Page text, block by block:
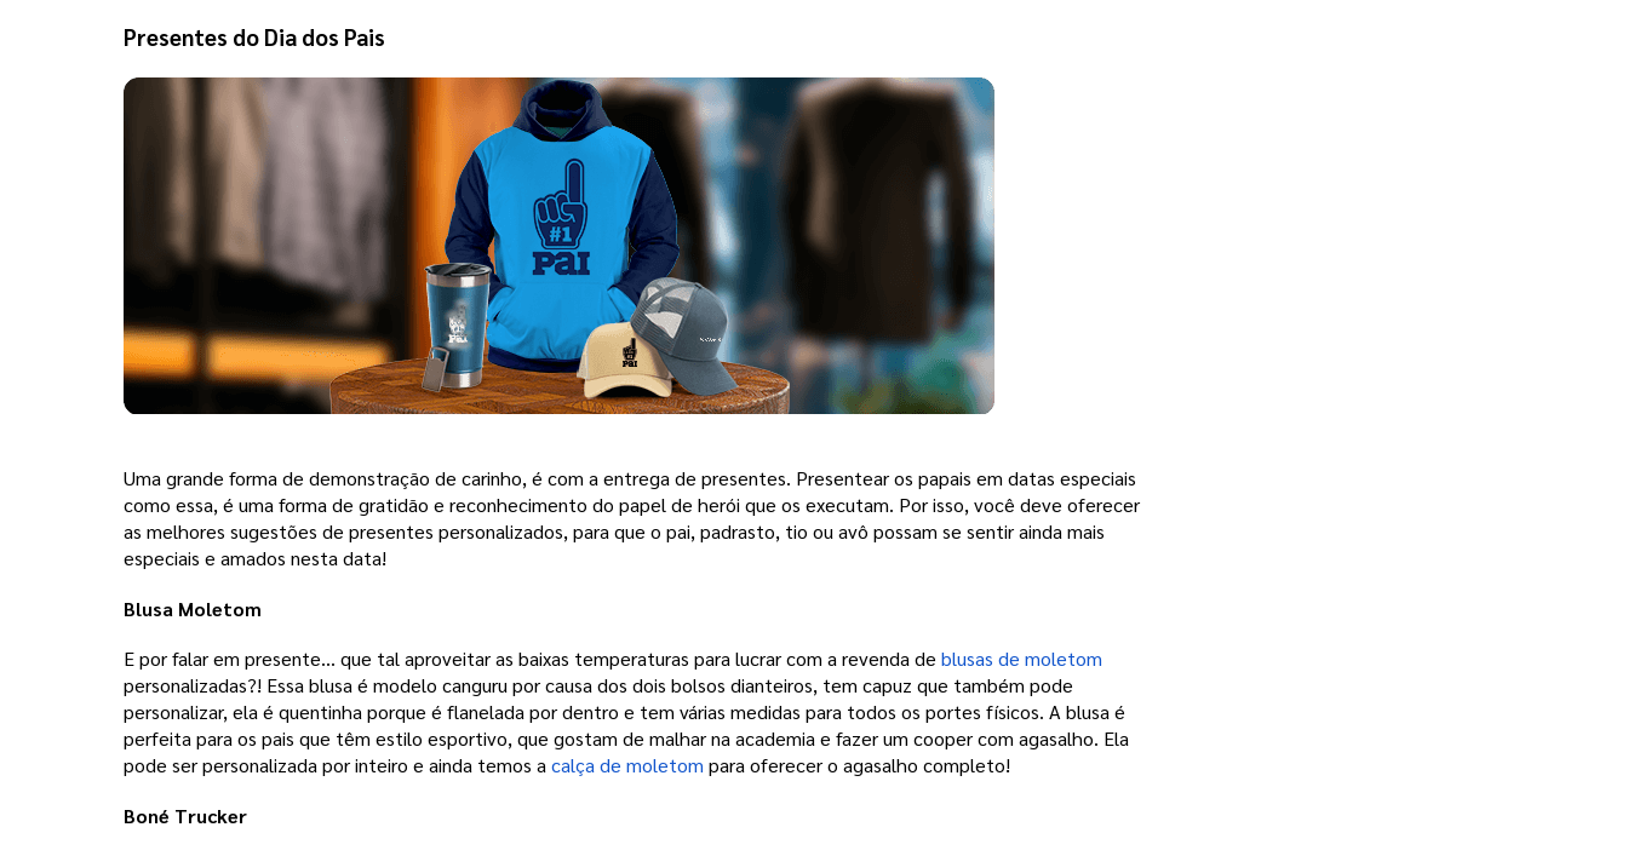
Presentes do Dia dos Pais
Uma grande forma de demonstração de carinho, é com a entrega de presentes. Presentear os papais em datas especiais
como essa, é uma forma de gratidão e reconhecimento do papel de herói que os executam. Por isso, você deve oferecer
as melhores sugestões de presentes personalizados, para que o pai, padrasto, tio ou avô possam se sentir ainda mais
especiais e amados nesta data!
Blusa Moletom
E por falar em presente… que tal aproveitar as baixas temperaturas para lucrar com a revenda de blusas de moletom
personalizadas?! Essa blusa é modelo canguru por causa dos dois bolsos dianteiros, tem capuz que também pode
personalizar, ela é quentinha porque é flanelada por dentro e tem várias medidas para todos os portes físicos. A blusa é
perfeita para os pais que têm estilo esportivo, que gostam de malhar na academia e fazer um cooper com agasalho. Ela
pode ser personalizada por inteiro e ainda temos a calça de moletom para oferecer o agasalho completo!
Boné Trucker